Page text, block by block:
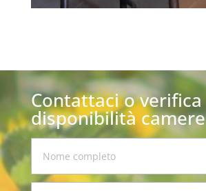
Contattaci o verifica
disponibilità camere